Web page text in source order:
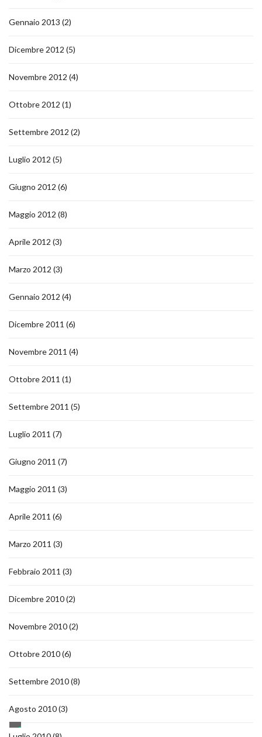
Gennaio 2013 (2)
Dicembre 2012 (5)
Novembre 2012 (4)
Ottobre 2012 (1)
Settembre 2012 (2)
Luglio 2012 (5)
Giugno 2012 (6)
Maggio 2012 (8)
Aprile 2012 (3)
Marzo 2012 (3)
Gennaio 2012 (4)
Dicembre 2011 (6)
Novembre 2011 (4)
Ottobre 2011 (1)
Settembre 2011 (5)
Luglio 2011 (7)
Giugno 2011 (7)
Maggio 2011 (3)
Aprile 2011 (6)
Marzo 2011 (3)
Febbraio 2011 (3)
Dicembre 2010(2)
Novembre 2010(2)
Ottobre 2010(6)
Settembre 2010(8)
Agosto 2010(3)